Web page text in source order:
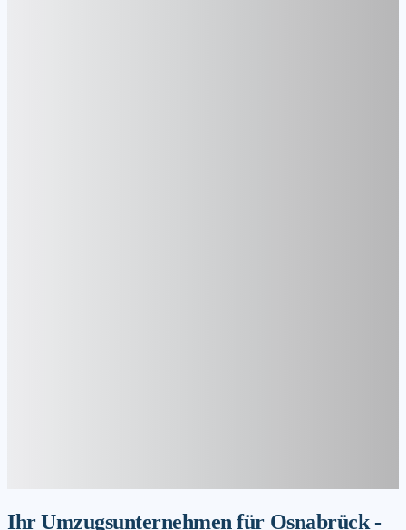
Ihr Umzugsunternehmen für Osnabrück -